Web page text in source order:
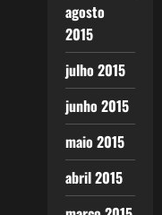
agosto
2015
julho 2015
junho 2015
maio 2015
abril 2015